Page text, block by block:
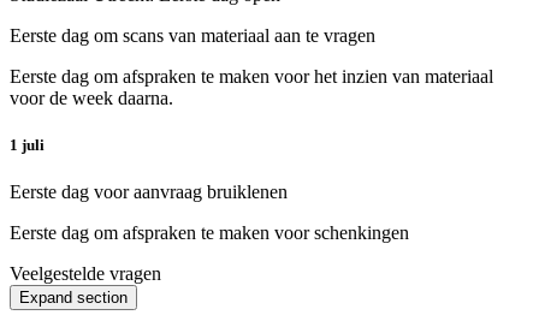
Eerste dag om scans van materiaal aan te vragen
Eerste dag om afspraken te maken voor het inzien van materiaal
voor de week daarna.
1 juli
Eerste dag voor aanvraag bruiklenen
Eerste dag om afspraken te maken voor schenkingen
Veelgestelde vragen
Expand section